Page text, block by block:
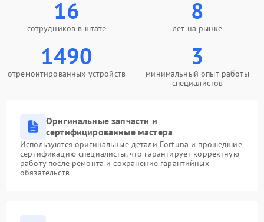
16
сотрудников в штате
8
лет на рынке
1490
отремонтированных устройств
3
минимальный опыт работы
специалистов
Оригинальные запчасти и
сертифицированные мастера
Используются оригинальные детали Fortuna и прошедшие
сертификацию специалисты, что гарантирует корректную
работу после ремонта и сохранение гарантийных
обязательств